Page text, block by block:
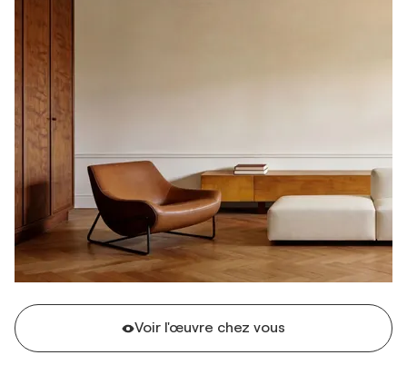
Voir l'œuvre chez vous